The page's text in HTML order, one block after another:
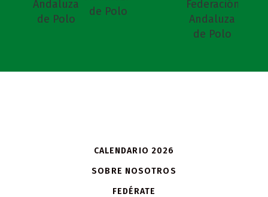
CALENDARIO 2026
SOBRE NOSOTROS
FEDÉRATE